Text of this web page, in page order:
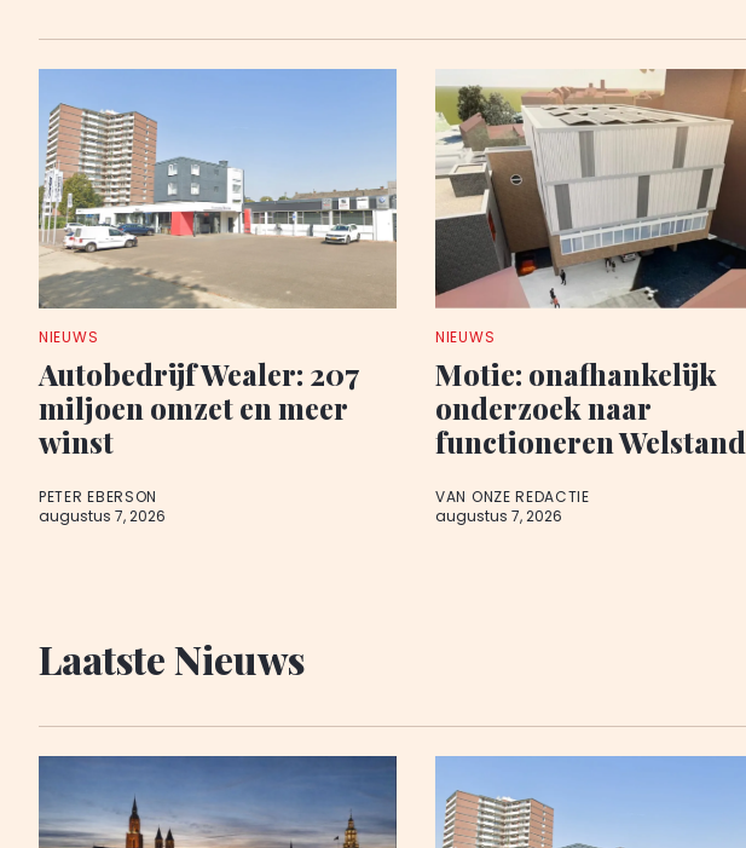
NIEUWS
Autobedrijf Wealer: 207
miljoen omzet en meer
winst
PETER EBERSON
augustus 7, 2026
NIEUWS
Motie: onafhankelijk
onderzoek naar
functioneren Welstand
VAN ONZE REDACTIE
augustus 7, 2026
Laatste Nieuws